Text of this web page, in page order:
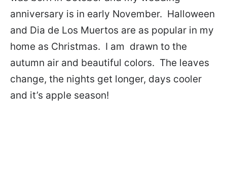
anniversary is in early November. Halloween
and Dia de Los Muertos are as popular in my
home as Christmas. I am drawn to the
autumn air and beautiful colors. The leaves
change, the nights get longer, days cooler
and it’s apple season!